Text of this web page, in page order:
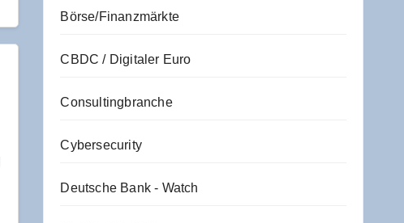
Börse/Finanzmärkte
CBDC / Digitaler Euro
Consultingbranche
Cybersecurity
Deutsche Bank - Watch